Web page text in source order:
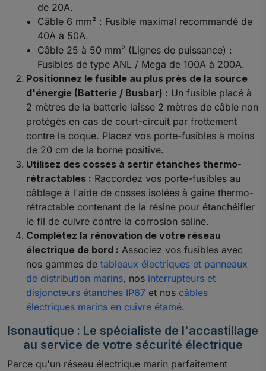
de 20A.
Câble 6 mm² : Fusible maximal recommandé de
40A à 50A.
Câble 25 à 50 mm² (Lignes de puissance) :
Fusibles de type ANL / Mega de 100A à 200A.
Positionnez le fusible au plus près de la source
d'énergie (Batterie / Busbar) : Un fusible placé à
2 mètres de la batterie laisse 2 mètres de câble non
protégés en cas de court-circuit par frottement
contre la coque. Placez vos porte-fusibles à moins
de 20 cm de la borne positive.
Utilisez des cosses à sertir étanches thermo-
rétractables : Raccordez vos porte-fusibles au
câblage à l'aide de cosses isolées à gaine thermo-
rétractable contenant de la résine pour étanchéifier
le fil de cuivre contre la corrosion saline.
Complétez la rénovation de votre réseau
électrique de bord : Associez vos fusibles avec
nos gammes de tableaux électriques et panneaux
de distribution marins, nos interrupteurs et
disjoncteurs étanches IP67 et nos câbles
électriques marins en cuivre étamé.
Isonautique : Le spécialiste de l'accastillage
au service de votre sécurité électrique
Parce qu'un réseau électrique marin parfaitement